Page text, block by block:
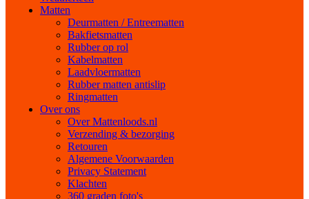
Matten
Deurmatten / Entreematten
Bakfietsmatten
Rubber op rol
Kabelmatten
Laadvloermatten
Rubber matten antislip
Ringmatten
Over ons
Over Mattenloods.nl
Verzending & bezorging
Retouren
Algemene Voorwaarden
Privacy Statement
Klachten
360 graden foto's